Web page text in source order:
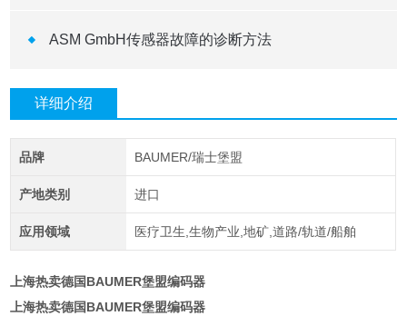
ASM GmbH传感器故障的诊断方法
详细介绍
品牌 BAUMER/瑞士堡盟
产地类别 进口
应用领域 医疗卫生,生物产业,地矿,道路/轨道/船舶
上海热卖德国BAUMER堡盟编码器
上海热卖德国BAUMER堡盟编码器